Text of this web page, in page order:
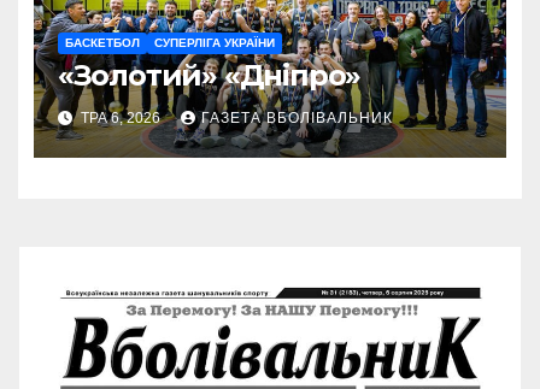
БАСКЕТБОЛ СУПЕРЛІГА УКРАЇНИ
«Золотий» «Дніпро»
ТРА 6, 2026 ГАЗЕТА ВБОЛІВАЛЬНИК